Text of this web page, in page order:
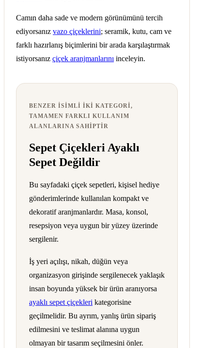
Camın daha sade ve modern görünümünü tercih
ediyorsanız vazo çiçeklerini; seramik, kutu, cam ve
farklı hazırlanış biçimlerini bir arada karşılaştırmak
istiyorsanız çiçek aranjmanlarını inceleyin.
BENZER ISIMLI IKI KATEGORI,
TAMAMEN FARKLI KULLANIM
ALANLARINA SAHIPTIR
Sepet Çiçekleri Ayaklı
Sepet Değildir
Bu sayfadaki çiçek sepetleri, kişisel hediye
gönderimlerinde kullanılan kompakt ve
dekoratif aranjmanlardır. Masa, konsol,
resepsiyon veya uygun bir yüzey üzerinde
sergilenir.
İş yeri açılışı, nikah, düğün veya
organizasyon girişinde sergilenecek yaklaşık
insan boyunda yüksek bir ürün aranıyorsa
ayaklı sepet çiçekleri kategorisine
geçilmelidir. Bu ayrım, yanlış ürün sipariş
edilmesini ve teslimat alanına uygun
olmayan bir tasarım seçilmesini önler.